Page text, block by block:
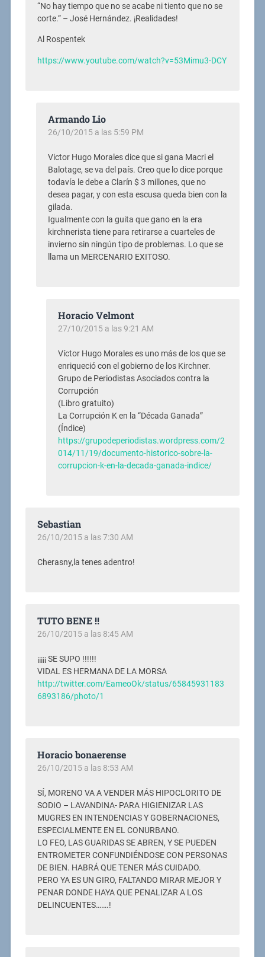
“No hay tiempo que no se acabe ni tiento que no se
corte.” – José Hernández. ¡Realidades!
Al Rospentek
https://www.youtube.com/watch?v=53Mimu3-DCY
Armando Lio
26/10/2015 a las 5:59 PM
Victor Hugo Morales dice que si gana Macri el
Balotage, se va del país. Creo que lo dice porque
todavía le debe a Clarín $ 3 millones, que no
desea pagar, y con esta escusa queda bien con la
gilada.
Igualmente con la guita que gano en la era
kirchnerista tiene para retirarse a cuarteles de
invierno sin ningún tipo de problemas. Lo que se
llama un MERCENARIO EXITOSO.
Horacio Velmont
27/10/2015 a las 9:21 AM
Víctor Hugo Morales es uno más de los que se
enriqueció con el gobierno de los Kirchner.
Grupo de Periodistas Asociados contra la
Corrupción
(Libro gratuito)
La Corrupción K en la “Década Ganada”
(Índice)
https://grupodeperiodistas.wordpress.com/2
014/11/19/documento-historico-sobre-la-
corrupcion-k-en-la-decada-ganada-indice/
Sebastian
26/10/2015 a las 7:30 AM
Cherasny,la tenes adentro!
TUTO BENE !!
26/10/2015 a las 8:45 AM
¡¡¡¡¡ SE SUPO !!!!!!
VIDAL ES HERMANA DE LA MORSA
http://twitter.com/EameoOk/status/65845931183
6893186/photo/1
Horacio bonaerense
26/10/2015 a las 8:53 AM
SÍ, MORENO VA A VENDER MÁS HIPOCLORITO DE
SODIO – LAVANDINA- PARA HIGIENIZAR LAS
MUGRES EN INTENDENCIAS Y GOBERNACIONES,
ESPECIALMENTE EN EL CONURBANO.
LO FEO, LAS GUARIDAS SE ABREN, Y SE PUEDEN
ENTROMETER CONFUNDIÉNDOSE CON PERSONAS
DE BIEN. HABRÁ QUE TENER MÁS CUIDADO.
PERO YA ES UN GIRO, FALTANDO MIRAR MEJOR Y
PENAR DONDE HAYA QUE PENALIZAR A LOS
DELINCUENTES…….!